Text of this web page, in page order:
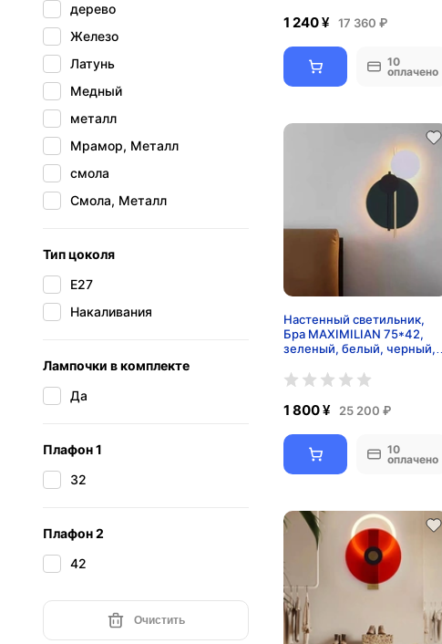
дерево
Железо
Латунь
Медный
металл
Мрамор, Металл
смола
Смола, Металл
Тип цоколя
E27
Накаливания
Лампочки в комплекте
Да
Плафон 1
32
Плафон 2
42
Очистить
1 240 ¥ 17 360 ₽
10
оплачено
Настенный светильник,
Бра MAXIMILIAN 75*42,
зеленый, белый, черный,
1 800 ¥ 25 200 ₽
10
оплачено